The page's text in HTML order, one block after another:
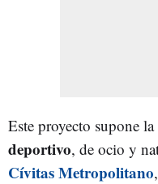
Este proyecto supone
deportivo, de ocio y
Cívitas Metropolitano